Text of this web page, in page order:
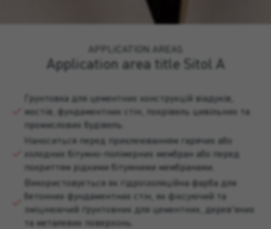
APPLICATION AREAS
Application area title Sitol A
Грунтовка для цементних конструкцій віадуків,
мостів, фундаментних стін, покрівель цивільних та
промислових будівель.
Наноситься перед приклеюванням гарячих або
холодних бітумно-полімерних мембран або перед
покриттям рідкими бітумними мембранами.
Використовується як гідроізоляційна фарба для
бетонних фундаментних стін, як фіксуючий та
зміцнюючий ґрунтовник для цементних, дерев'яних
та металевих поверхонь.